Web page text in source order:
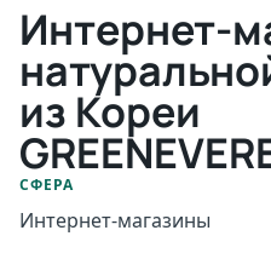
Интернет-
из Кореи
СФЕРА
Интернет-магазины